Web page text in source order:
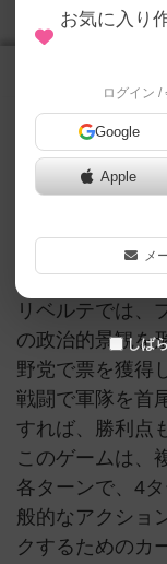
ルールブック
リベルテは、
る総裁政府と
ターまでのフラ
リベルテでは、
の政治的景観を
野党で票を獲得
戦闘で軍隊を首
すれば、勝利点
このゲームは、
各ターンで、4
般的なアクショ
クするためのカ
お気に入り
ログイン /
Google
Apple
メ
しば